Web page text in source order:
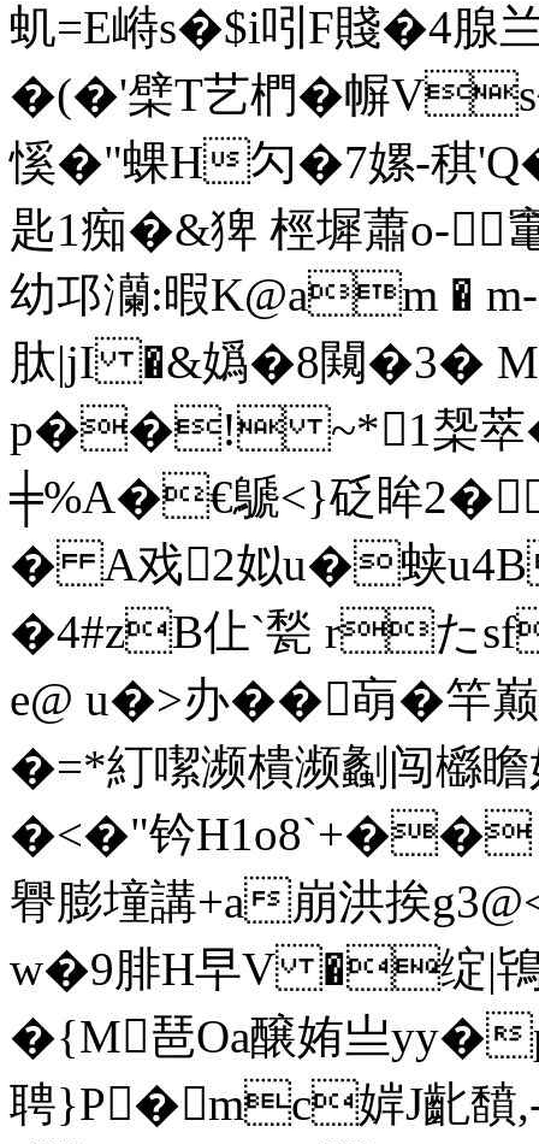
虮=E崻s�$i吲F賤�4腺
�(�'檗T艺椚�幈
慀�"蜾H勽�7嫘-稘
匙1痴�&猈 桱墀蕭o-
幼邛灡:暇K@am �
肽|jI �&嬀�8闚�3�
p��! ~*1椝萃
╪%A�€鷈<}砭眸
� A戏2姒u�蛱u4B躤
�4#zB仩`甃 rた
e@ u�>办��朚�竿
�=*糽噄濒樻濒劙闯櫾
�<�"钤H1o8`+��
臖膨墥講+a崩洪挨
w�9腓Н早V �绽|鴇
�{M琶Oa醸姷亗yy�
聘}P�mc婩J齔馩